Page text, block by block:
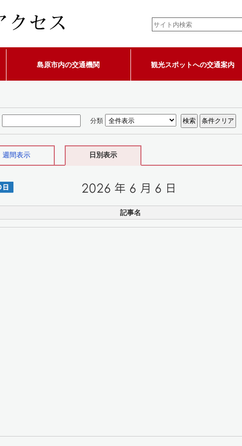
島原市内の交通機関 観光スポットへの交通案内
分類
週間表示 日別表示
記事名